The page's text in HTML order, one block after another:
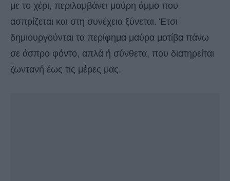
με το χέρι, περιλαμβάνει μαύρη άμμο που
ασπρίζεται και στη συνέχεια ξύνεται. Έτσι
δημιουργούνται τα περίφημα μαύρα μοτίβα πάνω
σε άσπρο φόντο, απλά ή σύνθετα, που διατηρείται
ζωντανή έως τις μέρες μας.